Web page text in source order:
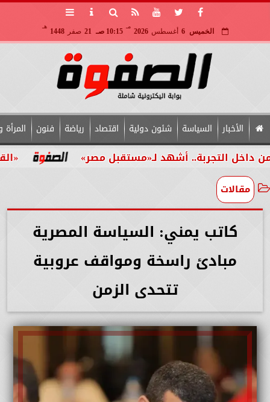
الخميس 6 أغسطس 2026
مـ
10:15 صـ 21 صفر 1448
هـ
الأخبار السياسة شئون دولية اقتصاد رياضة فنون
«القومي أشهد لـ«مستقبل مصر»
مقالات
كاتب يمني: السياسة المصرية
مبادئ راسخة ومواقف عروبية
تتحدى الزمن